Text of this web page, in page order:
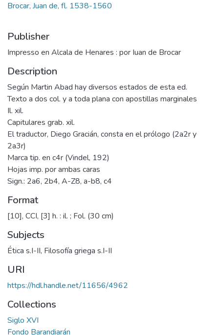
Brocar, Juan de, fl. 1538-1560
Publisher
Impresso en Alcala de Henares : por Iuan de Brocar
Description
Según Martin Abad hay diversos estados de esta ed.
Texto a dos col. y a toda plana con apostillas marginales
Il. xil.
Capitulares grab. xil.
El traductor, Diego Gracián, consta en el prólogo (2a2r y
2a3r)
Marca tip. en c4r (Vindel, 192)
Hojas imp. por ambas caras
Sign.: 2a6, 2b4, A-Z8, a-b8, c4
Format
[10], CCI, [3] h. : il. ; Fol. (30 cm)
Subjects
Ética s.I-II, Filosofía griega s.I-II
URI
https://hdl.handle.net/11656/4962
Collections
Siglo XVI
Fondo Barandiarán